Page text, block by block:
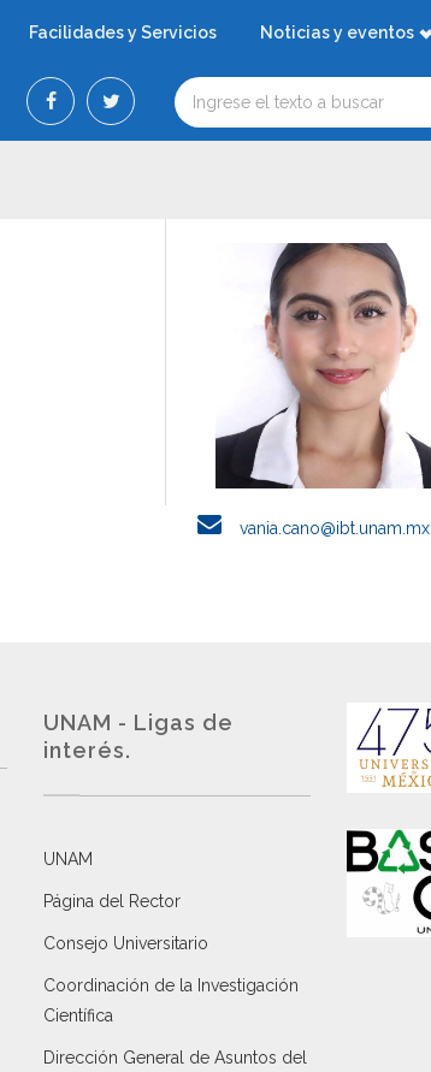
Facilidades y Servicios Noticias y eventos
vania.cano@ibt.unam.mx
UNAM - Ligas de
interés.
UNAM
Página del Rector
Consejo Universitario
Coordinación de la Investigación
Científica
Dirección General de Asuntos del